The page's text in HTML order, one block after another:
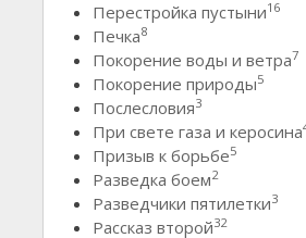
Перестройка пустыни16
Печка8
Покорение воды и ветра7
Покорение природы5
Послесловия3
При свете газа и керосина
Призыв к борьбе5
Разведка боем2
Разведчики пятилетки3
Рассказ второй32